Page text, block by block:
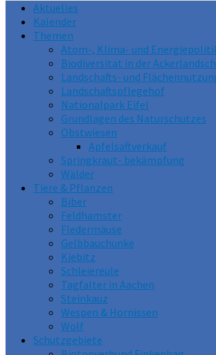
Aktuelles
Kalender
Themen
Atom-, Klima- und
Biodiversität in der
Landschafts- und
Landschaftspflegehof
Nationalpark Eifel
Grundlagen des Naturschutzes
Obstwiesen
Apfelsaftverkauf
Springkraut- bekämpfung
Wälder
Tiere & Pflanzen
Biber
Feldhamster
Fledermäuse
Gelbbauchunke
Kiebitz
Schleiereule
Tagfalter in Aachen
Steinkauz
Wespen & Hornissen
Wolf
Schutzgebiete